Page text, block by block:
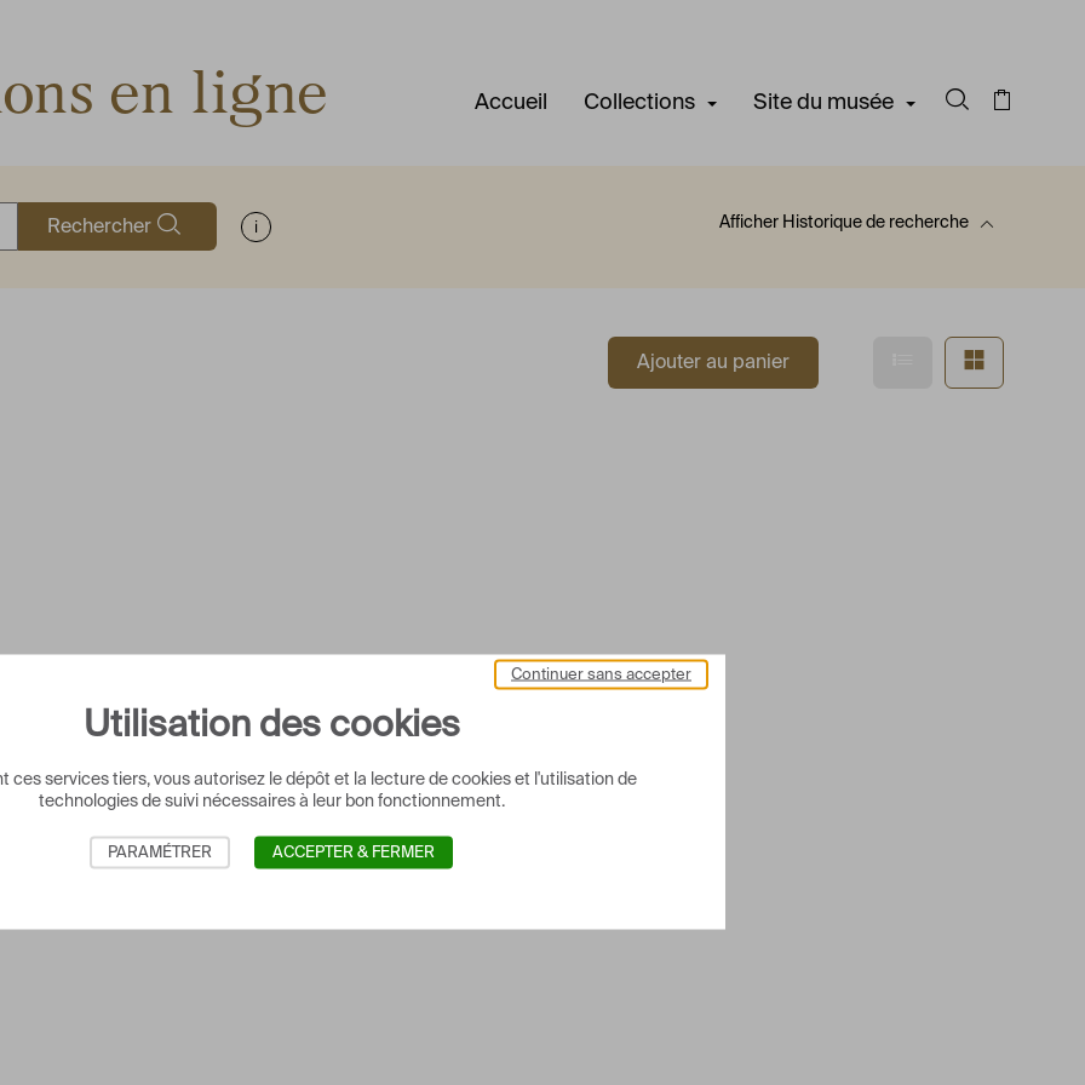
en ligne Accueil Collections Site du musée
Rechercher
Panier
Rechercher Afficher les informations d'aide à la recherche AfficherHistorique de recherche
Ajouter au panier Afficher en mode
Utilisation des cookies
ces services tiers, vous autorisez le dépôt et la lecture de cookies et l'utilisation de
technologies de suivi nécessaires à leur bon fonctionnement.
Continuer sans accepter
PARAMÉTRER ACCEPTER & FERMER